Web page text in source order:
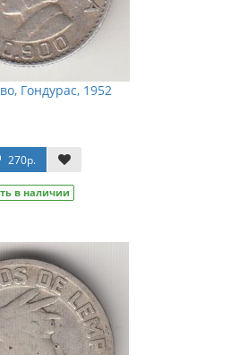
Гондурас, 1952
270р.
в наличии